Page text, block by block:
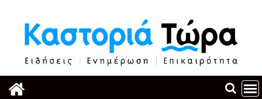
περιεχόμενο